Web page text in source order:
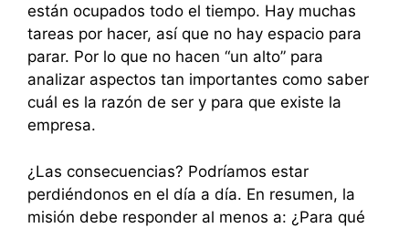
están ocupados todo el tiempo. Hay muchas
tareas por hacer, así que no hay espacio para
parar. Por lo que no hacen “un alto” para
analizar aspectos tan importantes como saber
cuál es la razón de ser y para que existe la
empresa.
¿Las consecuencias? Podríamos estar
perdiéndonos en el día a día. En resumen, la
misión debe responder al menos a: ¿Para qué